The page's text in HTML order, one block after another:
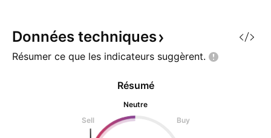
et le Mexique, j'ai identifié une op
EUR/MXN
Données techniques
Résumer ce que les indicateurs suggèrent.
Résumé
Neutre
Sell
Buy